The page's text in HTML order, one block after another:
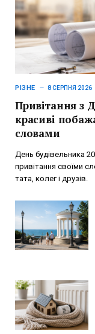
РІЗНЕ 8 СЕРПНЯ 2026
Привітання з
красиві
словами
День будівельника
привітання своїми
тата, колег і друзів.